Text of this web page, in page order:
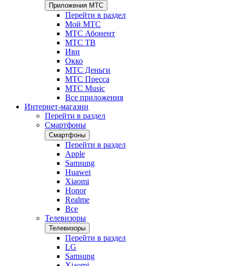
Приложения МТС
Перейти в раздел
Мой МТС
МТС Абонент
МТС ТВ
Иви
Окко
МТС Деньги
МТС Пресса
МТС Music
Все приложения
Интернет-магазин
Перейти в раздел
Смартфоны
Смартфоны
Перейти в раздел
Apple
Samsung
Huawei
Xiaomi
Honor
Realme
Все
Телевизоры
Телевизоры
Перейти в раздел
LG
Samsung